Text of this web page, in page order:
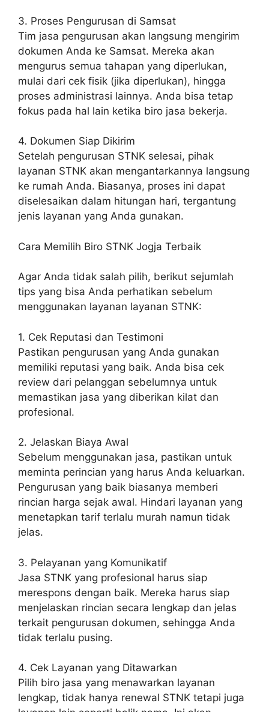
3. Proses Pengurusan di Samsat
Tim jasa pengurusan akan langsung mengirim
dokumen Anda ke Samsat. Mereka akan
mengurus semua tahapan yang diperlukan,
mulai dari cek fisik (jika diperlukan), hingga
proses administrasi lainnya. Anda bisa tetap
fokus pada hal lain ketika biro jasa bekerja.
4. Dokumen Siap Dikirim
Setelah pengurusan STNK selesai, pihak
layanan STNK akan mengantarkannya langsung
ke rumah Anda. Biasanya, proses ini dapat
diselesaikan dalam hitungan hari, tergantung
jenis layanan yang Anda gunakan.
Cara Memilih Biro STNK Jogja Terbaik
Agar Anda tidak salah pilih, berikut sejumlah
tips yang bisa Anda perhatikan sebelum
menggunakan layanan layanan STNK:
1. Cek Reputasi dan Testimoni
Pastikan pengurusan yang Anda gunakan
memiliki reputasi yang baik. Anda bisa cek
review dari pelanggan sebelumnya untuk
memastikan jasa yang diberikan kilat dan
profesional.
2. Jelaskan Biaya Awal
Sebelum menggunakan jasa, pastikan untuk
meminta perincian yang harus Anda keluarkan.
Pengurusan yang baik biasanya memberi
rincian harga sejak awal. Hindari layanan yang
menetapkan tarif terlalu murah namun tidak
jelas.
3. Pelayanan yang Komunikatif
Jasa STNK yang profesional harus siap
merespons dengan baik. Mereka harus siap
menjelaskan rincian secara lengkap dan jelas
terkait pengurusan dokumen, sehingga Anda
tidak terlalu pusing.
4. Cek Layanan yang Ditawarkan
Pilih biro jasa yang menawarkan layanan
lengkap, tidak hanya renewal STNK tetapi juga